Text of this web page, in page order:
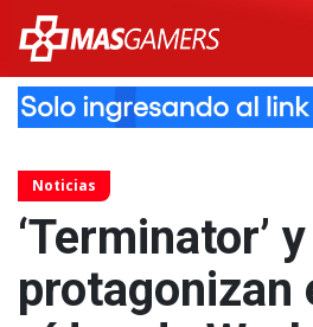
Noticias
‘Terminator’ y
protagonizan